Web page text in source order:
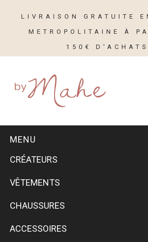
LIVRAISON GRATUITE
METROPOLITAINE À
150€
MENU
CRÉATEURS
VÊTEMENTS
CHAUSSURES
ACCESSOIRES